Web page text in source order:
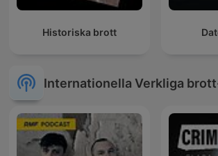
Historiska brott
Internationella Verkliga